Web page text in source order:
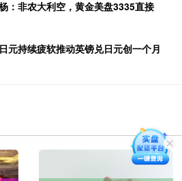
：非农大利空，黄金美盘3335直接
元持续疲软推动英镑兑日元创一个月